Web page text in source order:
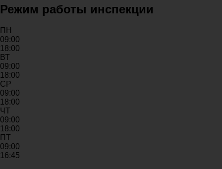
Режим работы инспекции
ПН
09:00
18:00
ВТ
09:00
18:00
СР
09:00
18:00
ЧТ
09:00
18:00
ПТ
09:00
16:45